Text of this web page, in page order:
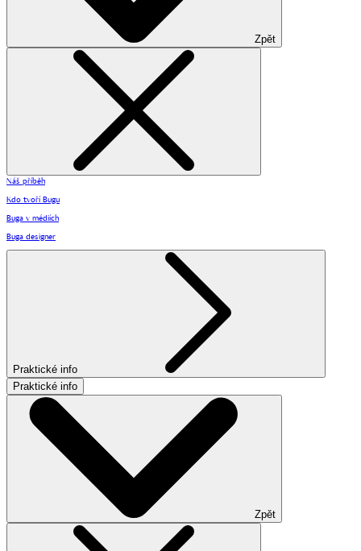
Zpět
Náš příběh
Kdo tvoří Bugu
Buga v médiích
Buga designer
Praktické info
Praktické info
Zpět